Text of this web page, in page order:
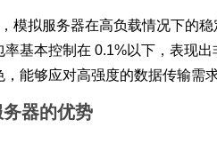
模拟服务器在高负载情况下的
基本控制在 0.1%以下，表现
能够应对高强度的数据传输需求
器的优势